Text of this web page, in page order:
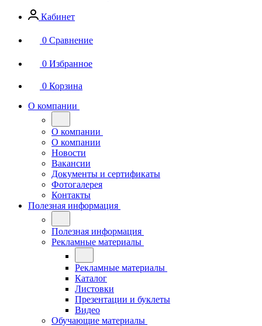
Кабинет
0 Сравнение
0 Избранное
0 Корзина
О компании
О компании
О компании
Новости
Вакансии
Документы и сертификаты
Фотогалерея
Контакты
Полезная информация
Полезная информация
Рекламные материалы
Рекламные материалы
Каталог
Листовки
Презентации и буклеты
Видео
Обучающие материалы